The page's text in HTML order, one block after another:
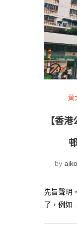
黃
【香
by
先旨聲明
了，例如 …